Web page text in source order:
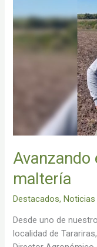
Avanzando
maltería
Destacados,Noticias
Desde uno de
localidad de
ensayos
para
maltería